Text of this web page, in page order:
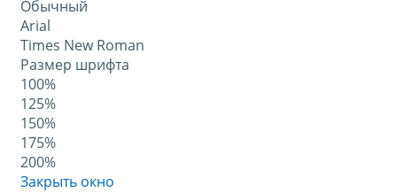
Обычный
Arial
Times New Roman
Размер шрифта
100%
125%
150%
175%
200%
Закрыть окно